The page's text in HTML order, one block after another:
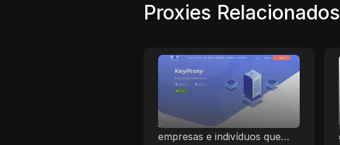
Proxies Relacionados
MobileProxySpace
MobileProxy.Space é um
serviço de proxy móvel com
capacidade de troca de
localização em mais de 40
países e acesso a 171